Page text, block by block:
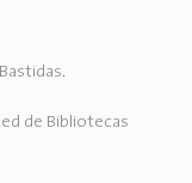
.
de Bibliotecas